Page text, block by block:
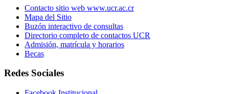
Contacto sitio web www.ucr.ac.cr
Mapa del Sitio
Buzón interactivo de consultas
Directorio completo de contactos UCR
Admisión, matrícula y horarios
Becas
Redes Sociales